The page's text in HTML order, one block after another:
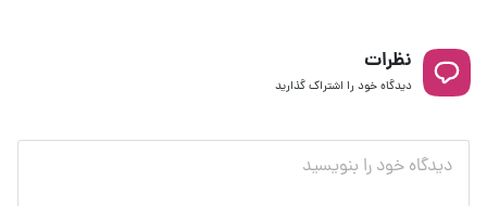
نظرات
دیدگاه خود را اشتراک گذارید